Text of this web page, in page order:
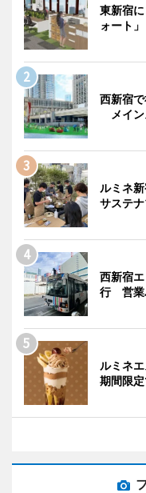
東新宿
ォート
西新宿
メイン
ルミネ
サステ
西新宿
行 営業
ルミネ
期間限